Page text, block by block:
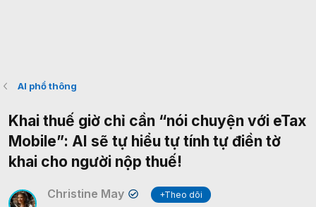
AI phổ thông
Khai thuế giờ chỉ cần “nói chuyện với eTax
Mobile”: AI sẽ tự hiểu tự tính tự điền tờ
khai cho người nộp thuế!
Christine May ✔
+Theo dõi